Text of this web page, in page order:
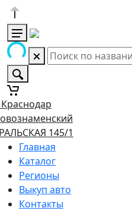
Краснодар
145/1
Главная
Каталог
Регионы
Выкуп авто
Контакты